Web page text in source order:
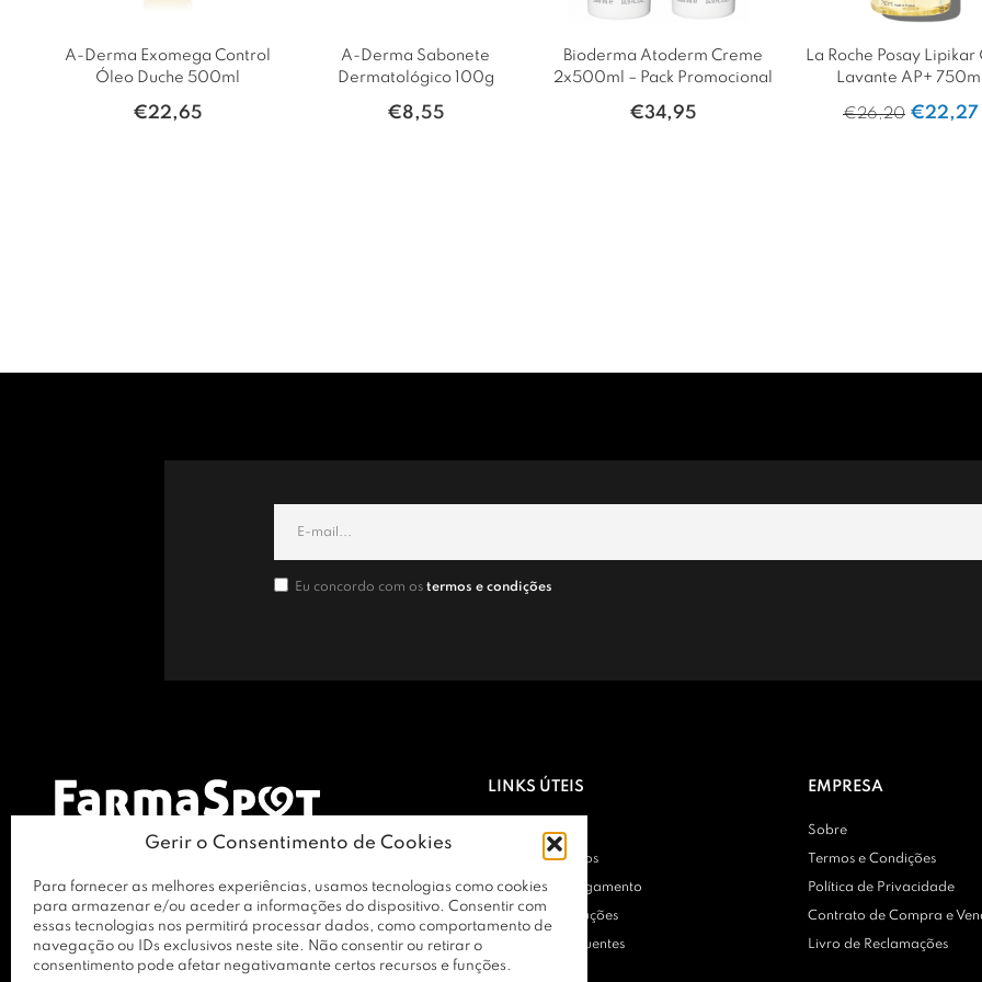
Gerir o Consentimento de Cookies
Para fornecer as melhores experiências, usamos tecnologias como cookies
para armazenar e/ou aceder a informações do dispositivo. Consentir com
essas tecnologias nos permitirá processar dados, como comportamento de
navegação ou IDs exclusivos neste site. Não consentir ou retirar o
consentimento pode afetar negativamante certos recursos e funções.
A-Derma Exomega Control
Óleo Duche 500ml
€22,65
A-Derma Sabonete
Dermatológico 100g
€8,55
Bioderma Atoderm Creme
2x500ml – Pack Promocional
€34,95
La Roche Posay Lipikar
Lavante AP+ 750ml
€26,20 €22,27
Eu concordo com os termos e condições
LINKS ÚTEIS
Contactos
Entregas e Envios
Métodos de Pagamento
Trocas e Devoluções
Perguntas Frequentes
EMPRESA
Sobre
Termos e Condições
Política de Privacidade
Contrato de Compra e
Livro de Reclamações